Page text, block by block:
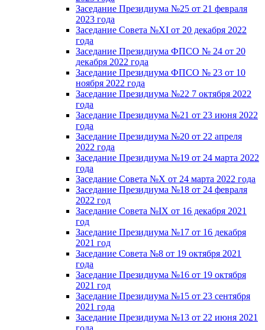
Заседание Президиума №25 от 21 февраля
2023 года
Заседание Совета №XI от 20 декабря 2022
года
Заседание Президиума ФПСО № 24 от 20
декабря 2022 года
Заседание Президиума ФПСО № 23 от 10
ноября 2022 года
Заседание Президиума №22 7 октября 2022
года
Заседание Президиума №21 от 23 июня 2022
года
Заседание Президиума №20 от 22 апреля
2022 года
Заседание Президиума №19 от 24 марта 2022
года
Заседание Совета №X от 24 марта 2022 года
Заседание Президиума №18 от 24 февраля
2022 год
Заседание Совета №IX от 16 декабря 2021
год
Заседание Президиума №17 от 16 декабря
2021 год
Заседание Совета №8 от 19 октября 2021
года
Заседание Президиума №16 от 19 октября
2021 год
Заседание Президиума №15 от 23 сентября
2021 года
Заседание Президиума №13 от 22 июня 2021
года